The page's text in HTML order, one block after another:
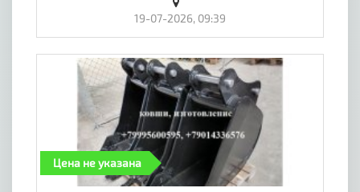
19-07-2026, 09:39
Цена не указана